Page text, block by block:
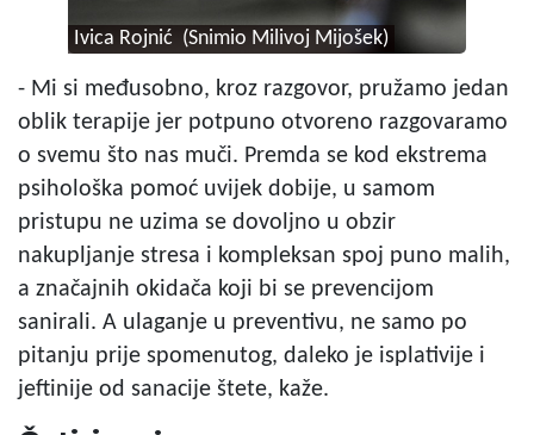
Ivica Rojnić (Snimio Milivoj Mijošek)
- Mi si međusobno, kroz razgovor, pružamo jedan
oblik terapije jer potpuno otvoreno razgovaramo
o svemu što nas muči. Premda se kod ekstrema
psihološka pomoć uvijek dobije, u samom
pristupu ne uzima se dovoljno u obzir
nakupljanje stresa i kompleksan spoj puno malih,
a značajnih okidača koji bi se prevencijom
sanirali. A ulaganje u preventivu, ne samo po
pitanju prije spomenutog, daleko je isplativije i
jeftinije od sanacije štete, kaže.